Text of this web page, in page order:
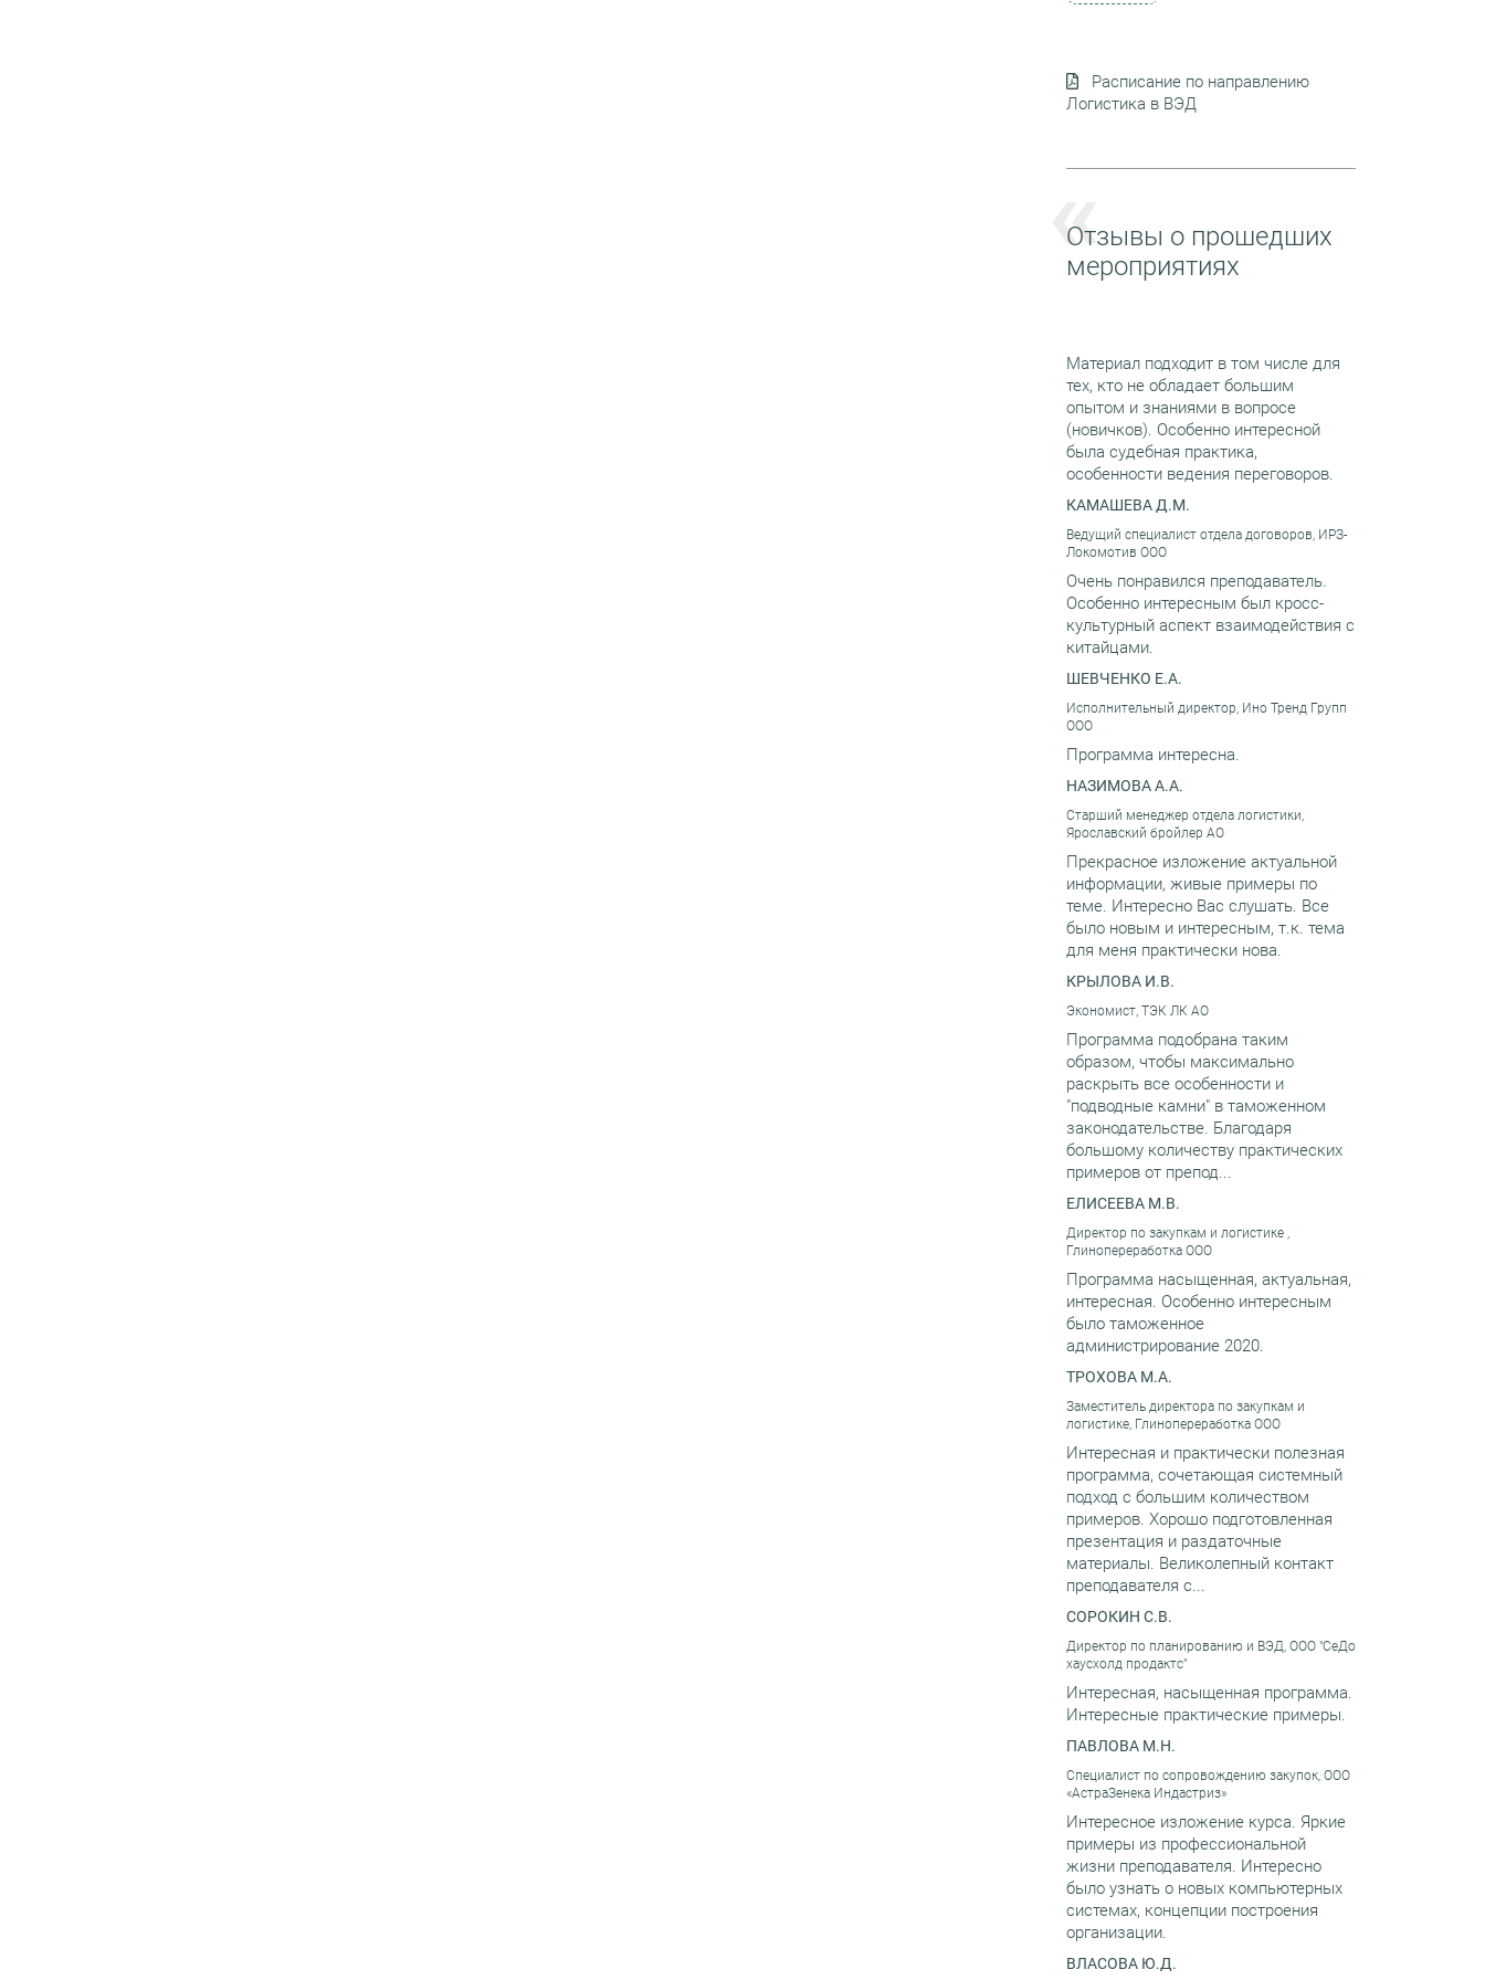
Расписание по направлению
Логистика в ВЭД
Отзывы о прошедших
мероприятиях
Материал подходит в том числе для
тех, кто не обладает большим
опытом и знаниями в вопросе
(новичков). Особенно интересной
была судебная практика,
особенности ведения переговоров.
КАМАШЕВА Д.М.
Ведущий специалист отдела договоров, ИРЗ-
Локомотив ООО
Очень понравился преподаватель.
Особенно интересным был кросс-
культурный аспект взаимодействия с
китайцами.
ШЕВЧЕНКО Е.А.
Исполнительный директор, Ино Тренд Групп
ООО
Программа интересна.
НАЗИМОВА А.А.
Старший менеджер отдела логистики,
Ярославский бройлер АО
Прекрасное изложение актуальной
информации, живые примеры по
теме. Интересно Вас слушать. Все
было новым и интересным, т.к. тема
для меня практически нова.
КРЫЛОВА И.В.
Экономист, ТЭК ЛК АО
Программа подобрана таким
образом, чтобы максимально
раскрыть все особенности и
"подводные камни" в таможенном
законодательстве. Благодаря
большому количеству практических
примеров от препод...
ЕЛИСЕЕВА М.В.
Директор по закупкам и логистике ,
Глинопереработка ООО
Программа насыщенная, актуальная,
интересная. Особенно интересным
было таможенное
администрирование 2020.
ТРОХОВА М.А.
Заместитель директора по закупкам и
логистике, Глинопереработка ООО
Интересная и практически полезная
программа, сочетающая системный
подход с большим количеством
примеров. Хорошо подготовленная
презентация и раздаточные
материалы. Великолепный контакт
преподавателя с...
СОРОКИН С.В.
Директор по планированию и ВЭД, ООО "СеДо
хаусхолд продактс"
Интересная, насыщенная программа.
Интересные практические примеры.
ПАВЛОВА М.Н.
Специалист по сопровождению закупок, ООО
«АстраЗенека Индастриз»
Интересное изложение курса. Яркие
примеры из профессиональной
жизни преподавателя. Интересно
было узнать о новых компьютерных
системах, концепции построения
организации.
ВЛАСОВА Ю.Д.